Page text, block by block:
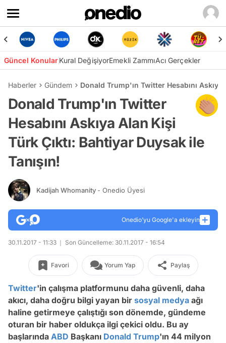
Güncel KonularKural DeğişiyorEmekli ZammıAcı Gerçekler
Haberler Gündem Donald Trump'ın Twitter Hesabını
Donald Trump'ın Twitter
Hesabını Askıya Alan Kişi
Türk Çıktı: Bahtiyar Duysak ile
Tanışın!
Kadijah Whomanity - Onedio Üyesi
Onedio’yu Google'a ekleyin
30.11.2017 - 11:33 Son Güncelleme: 30.11.2017 - 16:54
Favori Yorum Yap Paylaş
Twitter'in çalışma platformunu daha güvenli, daha
akıcı, daha doğru bilgi yayan bir sosyal medya ağı
haline getirmeye çalıştığı son dönemde, gündeme
oturan bir haber oldukça ilgi çekici oldu. Bu ay
başlarında ABD Başkanı Donald Trump'ın 44 milyon